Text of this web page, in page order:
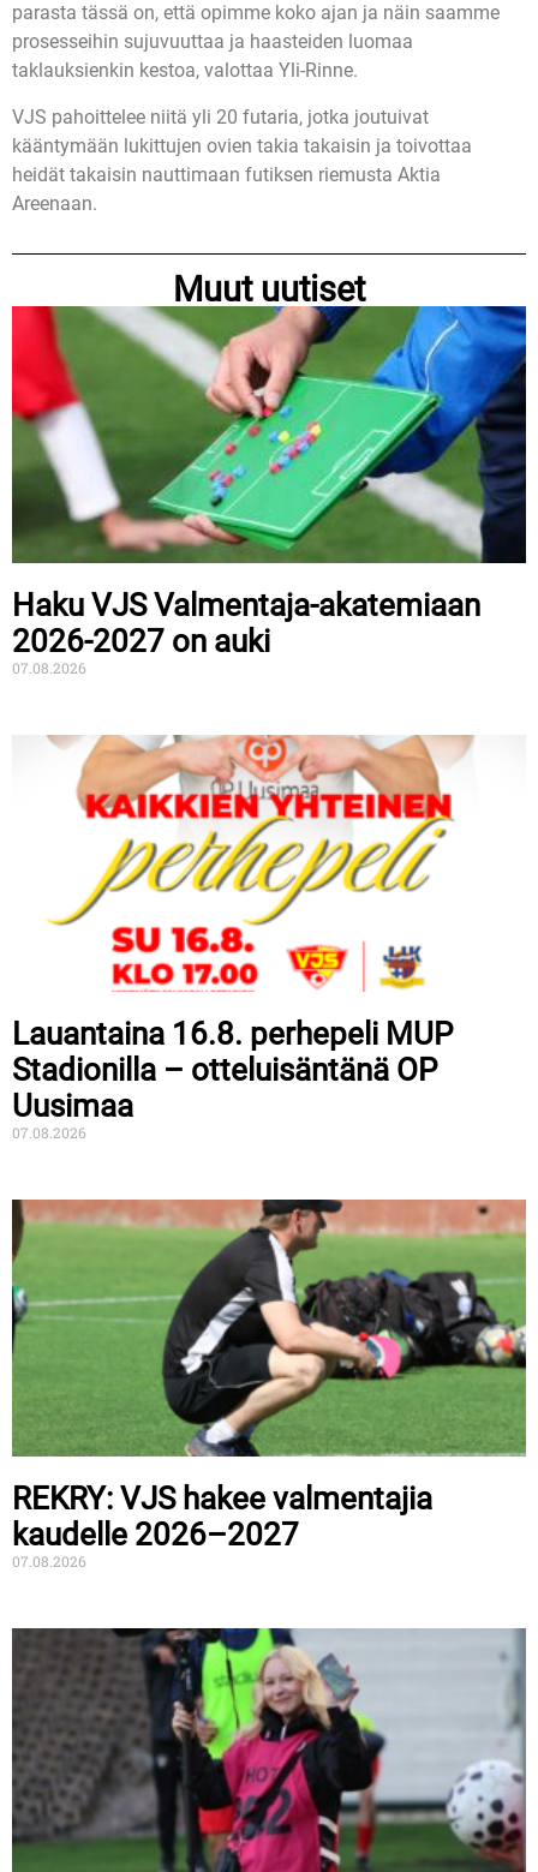
parasta tässä on, että opimme koko ajan ja näin saamme
prosesseihin sujuvuuttaa ja haasteiden luomaa
taklauksienkin kestoa, valottaa Yli-Rinne.
VJS pahoittelee niitä yli 20 futaria, jotka joutuivat
kääntymään lukittujen ovien takia takaisin ja toivottaa
heidät takaisin nauttimaan futiksen riemusta Aktia
Areenaan.
Muut uutiset
Haku VJS Valmentaja-akatemiaan
2026-2027 on auki
07.08.2026
Lauantaina 16.8. perhepeli MUP
Stadionilla – otteluisäntänä OP
Uusimaa
07.08.2026
REKRY: VJS hakee valmentajia
kaudelle 2026–2027
07.08.2026